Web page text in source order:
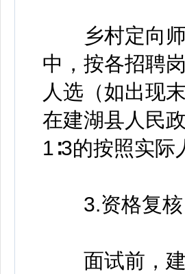
乡村定向师
中，按各招聘
人选（如出现
在建湖县人民
1∶3的按照实
3.资格复核
面试前，建